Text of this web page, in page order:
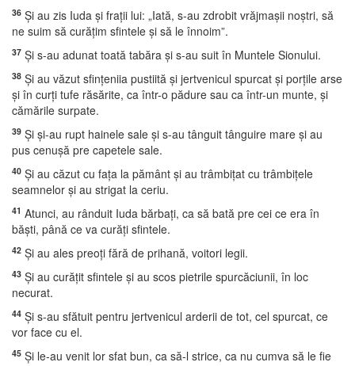
36 Şi au zis Iuda şi fraţii lui: „Iată, s-au zdrobit vrăjmaşii noştri, să
ne suim să curăţim sfintele şi să le înnoim”.
37 Şi s-au adunat toată tabăra şi s-au suit în Muntele Sionului.
38 Şi au văzut sfinţeniia pustiită şi jertvenicul spurcat şi porţile arse
şi în curţi tufe răsărite, ca într-o pădure sau ca într-un munte, şi
cămările surpate.
39 Şi şi-au rupt hainele sale şi s-au tânguit tânguire mare şi au
pus cenuşă pre capetele sale.
40 Şi au căzut cu faţa la pământ şi au trâmbiţat cu trâmbiţele
seamnelor şi au strigat la ceriu.
41 Atunci, au rânduit Iuda bărbaţi, ca să bată pre cei ce era în
băşti, până ce va curăţi sfintele.
42 Şi au ales preoţi fără de prihană, voitori legii.
43 Şi au curăţit sfintele şi au scos pietrile spurcăciunii, în loc
necurat.
44 Şi s-au sfătuit pentru jertvenicul arderii de tot, cel spurcat, ce
vor face cu el.
45 Şi le-au venit lor sfat bun, ca să-l strice, ca nu cumva să le fie